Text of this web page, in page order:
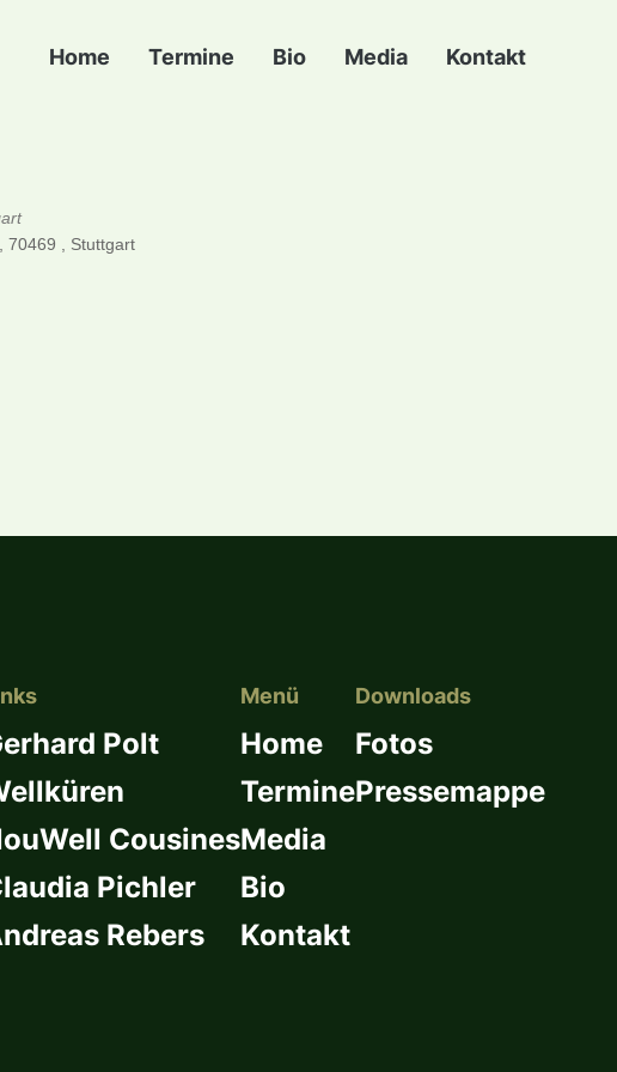
Home Termine Bio Media Kontakt
70469 , Stuttgart
Polt
Cousines
Pichler
Rebers
Menü
Home
Termine
Media
Bio
Kontakt
Downloads
Fotos
Pressemappe